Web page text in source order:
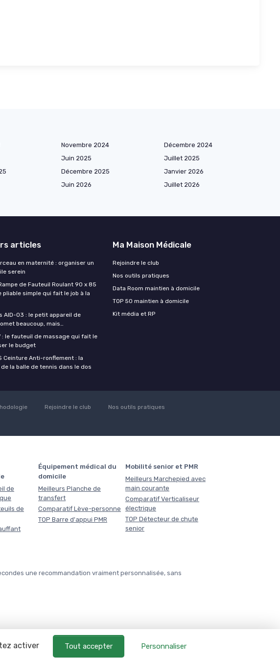
Novembre 2024
Décembre 2024
Juin 2025
Juillet 2025
Décembre 2025
Janvier 2026
Juin 2026
Juillet 2026
articles
en maternité : organiser un
serein
de Fauteuil Roulant 90 x 85
pliable simple qui fait le job à la
AID-03 : le petit appareil de
beaucoup, mais…
: le fauteuil de massage qui fait le
le budget
Ceinture Anti-ronflement : la
la balle de tennis dans le dos
Ma Maison Médicale
Rejoindre le club
Nos outils pratiques
Data Room maintien à domicile
TOP 50 maintien à domicile
Kit média et RP
Rejoindre le club
Nos outils pratiques
de
de
Équipement médical du
domicile
Meilleurs Planche de
transfert
Comparatif Lève-personne
TOP Barre d'appui PMR
Mobilité senior et PMR
Meilleurs Marchepied avec
main courante
Comparatif Verticaliseur
électrique
TOP Détecteur de chute
senior
une recommandation vraiment personnalisée, sans
activer Tout accepter Personnaliser